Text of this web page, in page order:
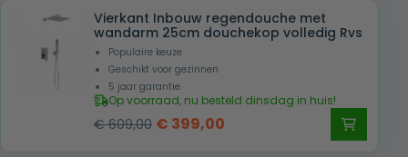
Vierkant Inbouw regendouche met
wandarm 25cm douchekop volledig Rvs
Populaire keuze
Geschikt voor gezinnen
5 jaar garantie
Op voorraad, nu besteld dinsdag in huis!
€609,00 Oorspronkelijke
€ 399,00